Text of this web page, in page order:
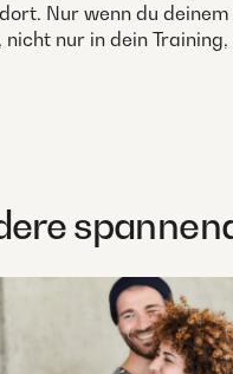
Nur wenn du
nur in dein